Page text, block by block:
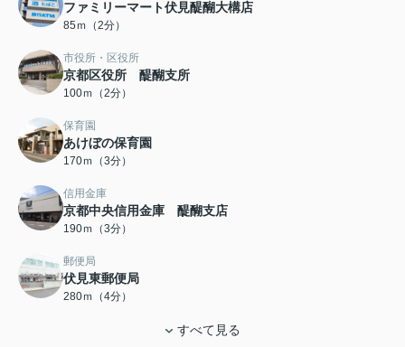
ファミリーマート伏見醍醐大構店
85ｍ（2分）
市役所・区役所
京都区役所 醍醐支所
100ｍ（2分）
保育園
あけぼの保育園
170ｍ（3分）
信用金庫
京都中央信用金庫 醍醐支店
190ｍ（3分）
郵便局
伏見東郵便局
280ｍ（4分）
すべて見る